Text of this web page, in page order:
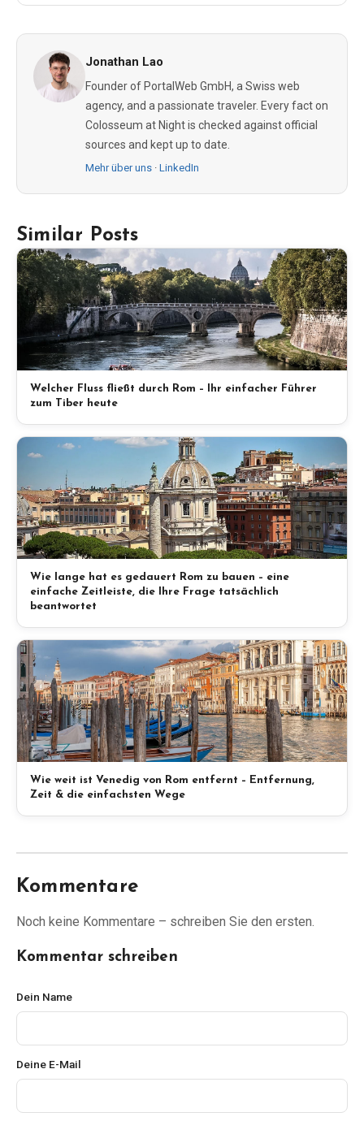
Jonathan Lao
Founder of PortalWeb GmbH, a Swiss web
agency, and a passionate traveler. Every fact on
Colosseum at Night is checked against official
sources and kept up to date.
Mehr über uns · LinkedIn
Similar Posts
Welcher Fluss fließt durch Rom – Ihr einfacher Führer
zum Tiber heute
Wie lange hat es gedauert Rom zu bauen – eine
einfache Zeitleiste, die Ihre Frage tatsächlich
beantwortet
Wie weit ist Venedig von Rom entfernt – Entfernung,
Zeit & die einfachsten Wege
Kommentare
Noch keine Kommentare – schreiben Sie den ersten.
Kommentar schreiben
Dein Name
Deine E-Mail